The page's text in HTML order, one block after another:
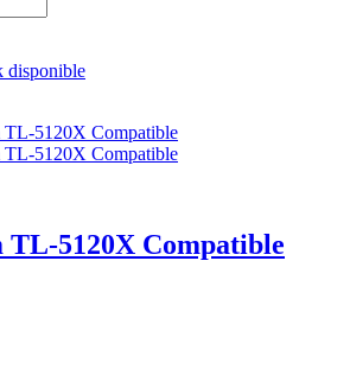
disponible
TL-5120X Compatible